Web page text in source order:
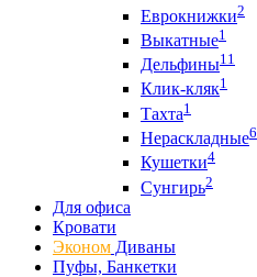
Еврокнижки2
Выкатные1
Дельфины11
Клик-кляк1
Тахта1
Нераскладные6
Кушетки4
Сунгирь2
Для офиса
Кровати
Эконом Диваны
Пуфы, Банкетки